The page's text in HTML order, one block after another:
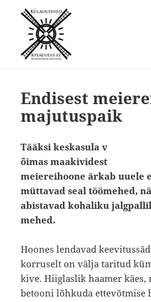
Endisest
majutuspaik
Tääksi keskasula v
õimas maakividest
meiereihoone ärkab uuele
müttavad seal töömehed,
abistavad kohaliku
mehed.
Hoones lendavad
korruselt on välja taritud
kive. Hiiglaslik haamer käes,
betooni lõhkuda ettevõtmise